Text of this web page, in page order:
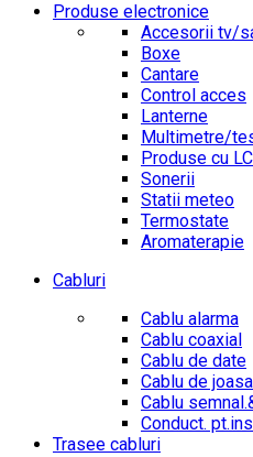
Produse electronice
Accesorii tv/
Boxe
Cantare
Control acces
Lanterne
Multimetre/
Produse cu
Sonerii
Statii meteo
Termostate
Aromaterapie
Cabluri
Cablu alarma
Cablu coaxial
Cablu de date
Cablu de
Cablu
Conduct.
Trasee cabluri